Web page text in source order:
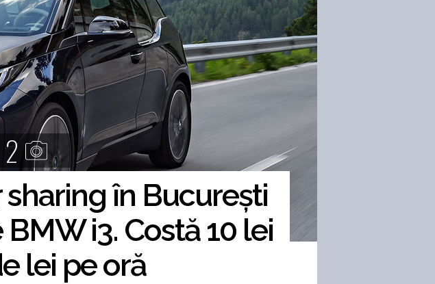
2
sharing în București
i3. Costă 10 lei
lei pe oră